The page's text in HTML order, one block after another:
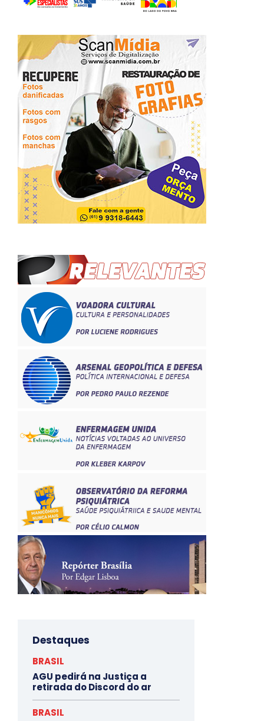
Destaques
BRASIL
AGU pedirá na Justiça a
retirada do Discord do ar
BRASIL